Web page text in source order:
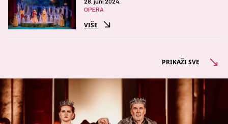
OPERA
VIŠE
PRIKAŽI SVE